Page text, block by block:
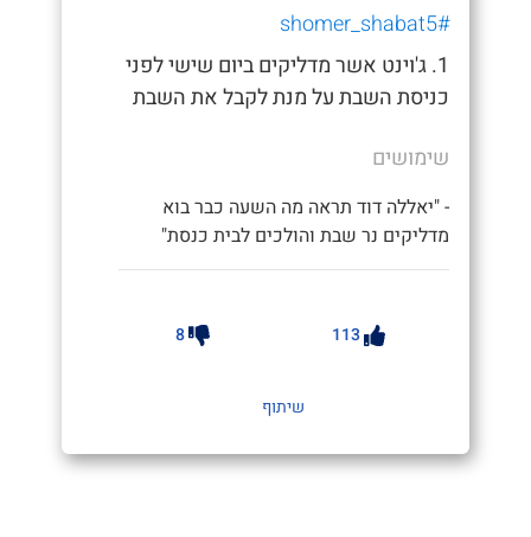
#shomer_shabat5
1. ג'וינט אשר מדליקים ביום שישי לפני
כניסת השבת על מנת לקבל את השבת
שימושים
- "יאללה דוד תראה מה השעה כבר בוא
מדליקים נר שבת והולכים לבית כנסת"
113
8
שיתוף